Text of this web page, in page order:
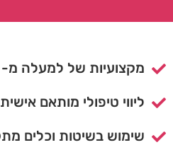
מקצועיות של למעלה מ- 15 שנה.
ליווי טיפולי מותאם
שימוש בשיטות וכלים